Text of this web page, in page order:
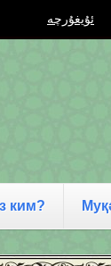
ئۇيغۇرچە
ким?